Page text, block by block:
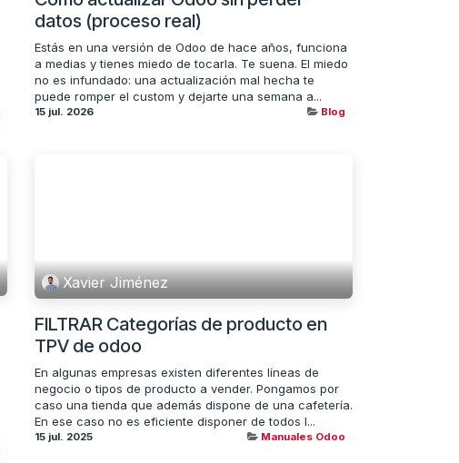
datos (proceso real)
Estás en una versión de Odoo de hace años, funciona
a medias y tienes miedo de tocarla. Te suena. El miedo
no es infundado: una actualización mal hecha te
puede romper el custom y dejarte una semana a...
15 jul. 2026 Blog
Xavier Jiménez
FILTRAR Categorías de producto en
TPV de odoo
En algunas empresas existen diferentes líneas de
negocio o tipos de producto a vender. Pongamos por
caso una tienda que además dispone de una cafetería.
En ese caso no es eficiente disponer de todos l...
15 jul. 2025 Manuales Odoo